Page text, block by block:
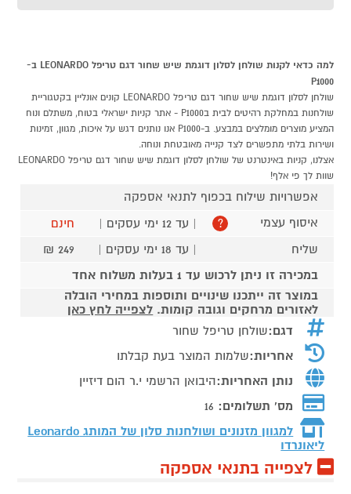
למה כדאי לקנות שולחן לסלון דוגמת שיש שחור דגם טריפל LEONARDO ב-
P1000
שולחן לסלון דוגמת שיש שחור דגם טריפל LEONARDO קונים אונליין בקטגוריית
שולחנות במחלקת רהיטים לבית בP1000 - אתר קניות ישראלי בטוח, משתלם ונוח
המציע מוצרים מומלצים במבצע. ב-P1000 אנו נותנים דגש על איכות, מגוון, זמינות
ושירות בלתי מתפשרים לצד קנייה מאובטחת ונוחה.
אצלנו, קניות באינטרנט של שולחן לסלון דוגמת שיש שחור דגם טריפל LEONARDO
שוות לך פי אלף!
אפשרויות שילוח בכפוף לתנאי אספקה
איסוף עצמי
? | עד 12 ימי עסקים |
חינם
שליח
| עד 18 ימי עסקים |
249 ₪
במכירה זו ניתן לרכוש עד 1 בעלות משלוח אחד
במוצר זה ייתכנו שינויים ותוספות במחירי הובלה
לאזורים מרחקים וגובה קומות. לצפייה לחץ כאן
דגם:שולחן טריפל שחור
אחריות:שלמות המוצר בעת קבלתו
נותן האחריות:היבואן הרשמי י.ר הום דיזיין
מס' תשלומים: 16
למגוון מזנונים ושולחנות סלון של המותג Leonardo
ליאונרדו
לצפייה בתנאי אספקה